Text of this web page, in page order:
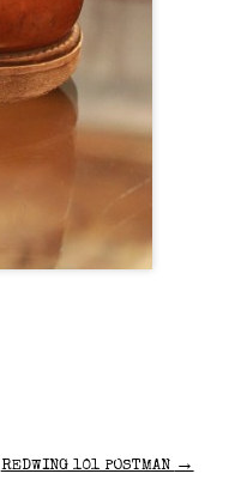
REDWING 101 POSTMAN →